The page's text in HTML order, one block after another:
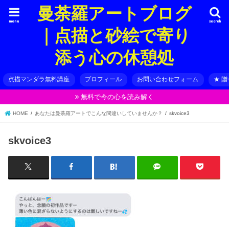
曼荼羅アートブログ
｜点描と砂絵で寄り
添う心の休憩処
search
menu
点描マンダラ無料講座 プロフィール お問い合わせフォーム ★ 贈
無料で今の心を読み解く
HOME あなたは曼荼羅アートでこんな間違いしていませんか？ skvoice3
skvoice3